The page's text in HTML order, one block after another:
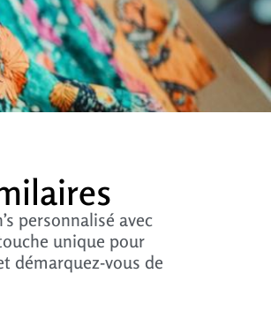
personnalisé avec
unique pour
démarquez-vous de